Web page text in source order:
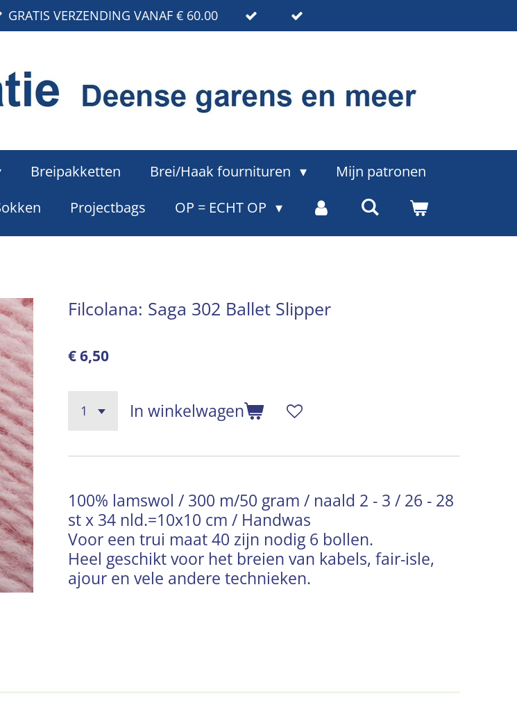
GRATIS VERZENDING VANAF € 60.00
Breipakketten Brei/Haak fournituren
Mijn patronen
Projectbags OP = ECHT OP
Filcolana: Saga 302 Ballet Slipper
€ 6,50
In winkelwagen
100% lamswol / 300 m/50 gram / naald 2 - 3 / 26 - 28
st x 34 nld.=10x10 cm / Handwas
Voor een trui maat 40 zijn nodig 6 bollen.
Heel geschikt voor het breien van kabels, fair-isle,
ajour en vele andere technieken.